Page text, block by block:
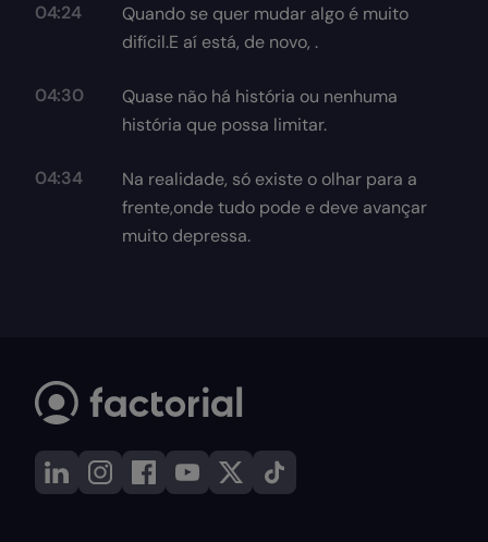
04:24
Quando se quer mudar algo é muito
difícil.E aí está, de novo, .
04:30
Quase não há história ou nenhuma
história que possa limitar.
04:34
Na realidade, só existe o olhar para a
frente,onde tudo pode e deve avançar
muito depressa.